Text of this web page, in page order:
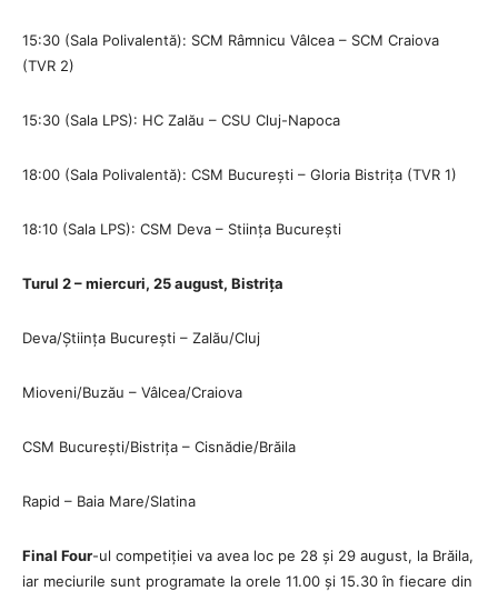
15:30 (Sala Polivalentă): SCM Râmnicu Vâlcea – SCM Craiova
(TVR 2)
15:30 (Sala LPS): HC Zalău – CSU Cluj-Napoca
18:00 (Sala Polivalentă): CSM București – Gloria Bistrița (TVR 1)
18:10 (Sala LPS): CSM Deva – Stiința București
Turul 2 – miercuri, 25 august, Bistrița
Deva/Știința București – Zalău/Cluj
Mioveni/Buzău – Vâlcea/Craiova
CSM București/Bistrița – Cisnădie/Brăila
Rapid – Baia Mare/Slatina
Final Four-ul competiției va avea loc pe 28 și 29 august, la Brăila,
iar meciurile sunt programate la orele 11.00 și 15.30 în fiecare din